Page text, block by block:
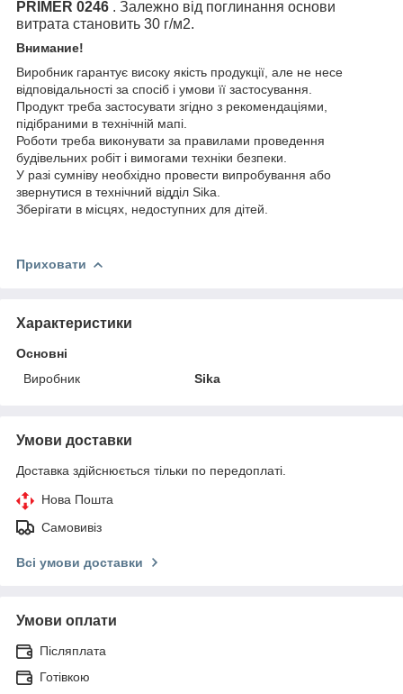
PRIMER 0246 . Залежно від поглинання основи
витрата становить 30 г/м2.
Внимание!
Виробник гарантує високу якість продукції, але не несе
відповідальності за спосіб і умови її застосування.
Продукт треба застосувати згідно з рекомендаціями,
підібраними в технічній мапі.
Роботи треба виконувати за правилами проведення
будівельних робіт і вимогами техніки безпеки.
У разі сумніву необхідно провести випробування або
звернутися в технічний відділ Sika.
Зберігати в місцях, недоступних для дітей.
Приховати
Характеристики
Основні
Виробник
Sika
Умови доставки
Доставка здійснюється тільки по передоплаті.
Нова Пошта
Самовивіз
Всі умови доставки
Умови оплати
Післяплата
Готівкою